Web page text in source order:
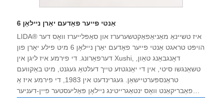
אַנטי פייער פאָדעם יאַרן ניילאָן 6
LIDA® איז טשיינאַ מאַניאַפאַקטשערערז און סאַפּלייערז וואָס דער
הויפּט טראגט אַנטי פייער פאָדעם יאַרן ניילאָן 6 מיט פילע יאָרן פון
דערפאַרונג. די פירמע איז ליגן אין Xushi, דאָנגבאַנג טאַון,
טשאַנגשו סיטי, אין די יאַנגטזע טייך דעלטאַ געגנט, מיט באַקוועם
טראַנספּערטיישאַן. געגרינדעט אין 1983, די פירמע איז אַ
פאַבריקאַנט וואָס ינטאַגרייטינג ניילאָן פּאַליעסטער פיין-דעניער